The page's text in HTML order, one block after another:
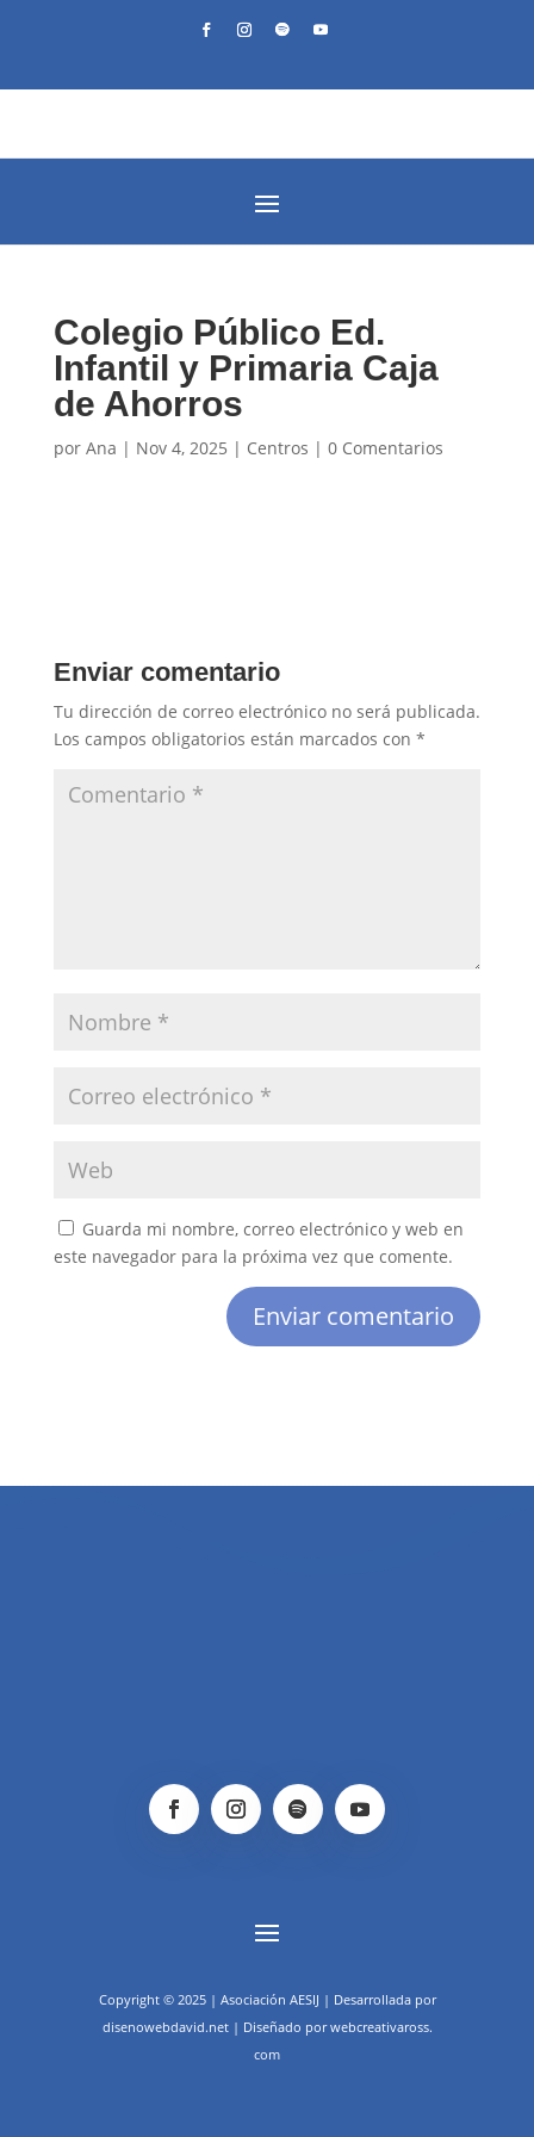
Colegio Público Ed.
Infantil y Primaria Caja
de Ahorros
por Ana | Nov 4, 2025 | Centros | 0 Comentarios
Enviar comentario
Tu dirección de correo electrónico no será publicada.
Los campos obligatorios están marcados con *
Guarda mi nombre, correo electrónico y web en
este navegador para la próxima vez que comente.
Copyright © 2025 | Asociación AESIJ | Desarrollada por
disenowebdavid.net | Diseñado por webcreativaross.
com